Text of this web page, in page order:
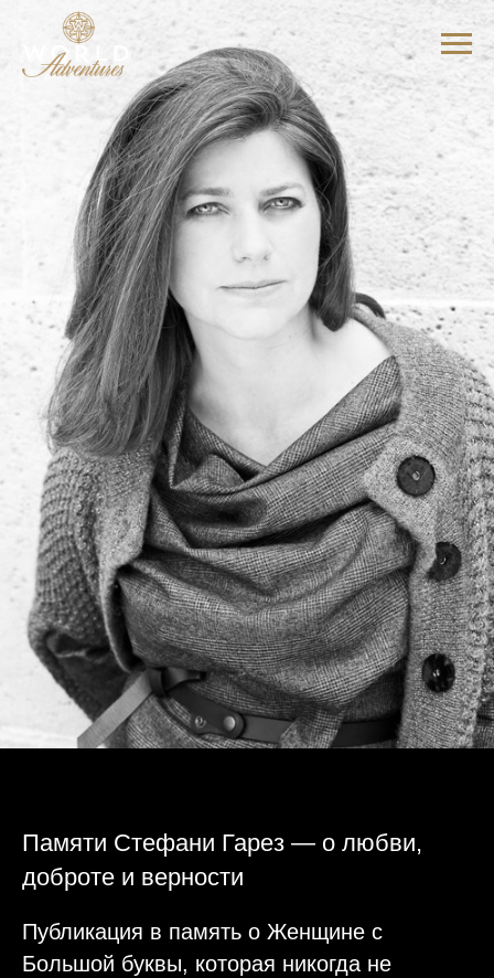
Памяти Стефани Гарез — о любви,
доброте и верности
Публикация в память о Женщине с
Большой буквы, которая никогда не